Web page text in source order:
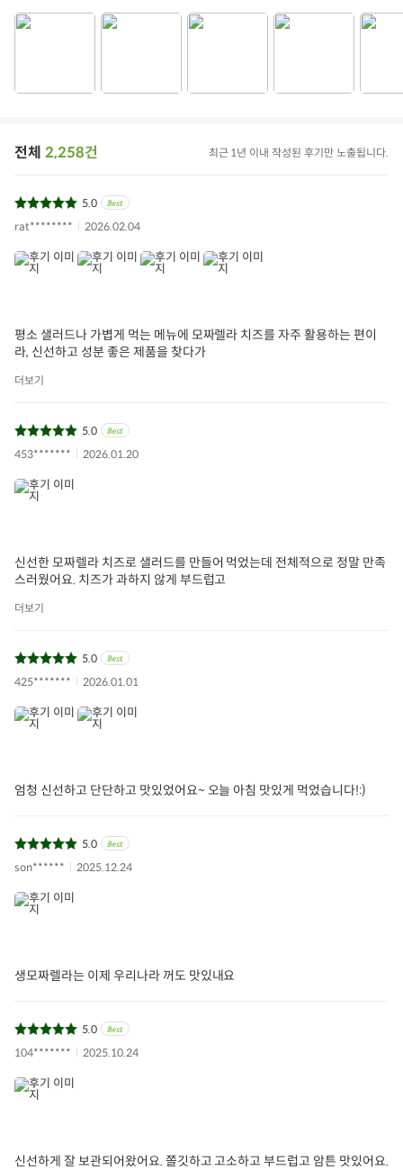
제조년월일/품질유
포장 내 별도 표기
전체 2,258건 최근 1년 이내 작성된 후기만 노출됩니다.
5.0
rat********
2026.02.04
평소 샐러드나 가볍게 먹는 메뉴에 모짜렐라 치즈를 자주 활용하는 편이
라, 신선하고 성분 좋은 제품을 찾다가
더보기
5.0
453*******
2026.01.20
신선한 모짜렐라 치즈로 샐러드를 만들어 먹었는데 전체적으로 정말 만족
스러웠어요. 치즈가 과하지 않게 부드럽고
더보기
5.0
425*******
2026.01.01
엄청 신선하고 단단하고 맛있었어요~ 오늘 아침 맛있게 먹었습니다!:)
5.0
son******
2025.12.24
생모짜렐라는 이제 우리나라 꺼도 맛있내요
5.0
104*******
2025.10.24
신선하게 잘 보관되어왔어요. 쫄깃하고 고소하고 부드럽고 암튼 맛있어요.